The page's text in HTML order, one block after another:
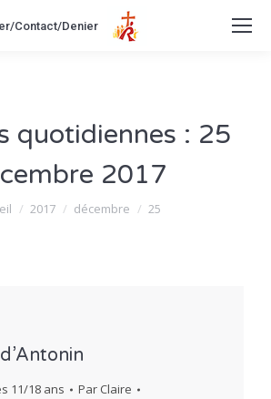
Contact/Denier
quotidiennes : 25
2017
ici :
2017 décembre 25
11/18 ans Par Claire